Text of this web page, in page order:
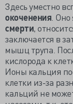
Здесь уместно
окоченения .
смерти,
заключается в
мышц трупа.
кислорода к
Ионы кальция
клетки из-за
кальций не